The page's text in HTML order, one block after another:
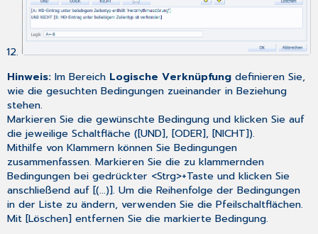
Hinweis:Im Bereich Logische Verknüpfung definieren Sie,
wie die gesuchten Bedingungen zueinander in Beziehung
stehen.
Markieren Sie die gewünschte Bedingung und klicken Sie auf
die jeweilige Schaltfläche ([UND], [ODER], [NICHT]).
Mithilfe von Klammern können Sie Bedingungen
zusammenfassen. Markieren Sie die zu klammernden
Bedingungen bei gedrückter <Strg>+Taste und klicken Sie
anschließend auf [(...)]. Um die Reihenfolge der Bedingungen
in der Liste zu ändern, verwenden Sie die Pfeilschaltflächen.
Mit [Löschen] entfernen Sie die markierte Bedingung.